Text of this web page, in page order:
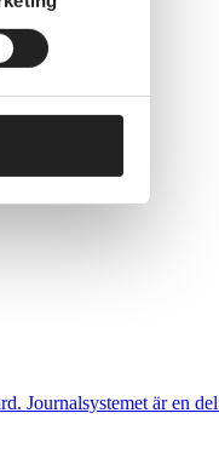
Journalsystemet är en